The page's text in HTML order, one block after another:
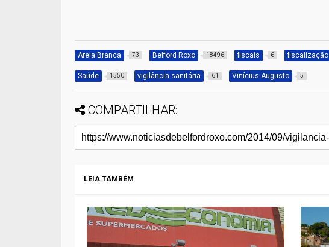
Areia Branca 73 Belford Roxo 18496 fiscais 6 fiscalização
Saúde 1550 vigilância sanitária 61 Vinícius Augusto 5
COMPARTILHAR:
LEIA TAMBÉM